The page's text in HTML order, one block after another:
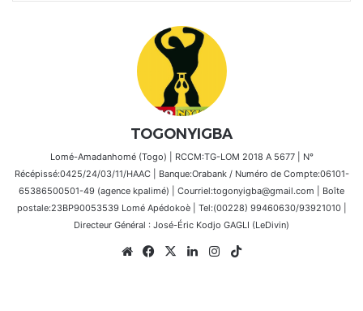
TOGONYIGBA
Lomé-Amadanhomé (Togo) | RCCM:TG-LOM 2018 A 5677 | N°
Récépissé:0425/24/03/11/HAAC | Banque:Orabank / Numéro de Compte:06101-
65386500501-49 (agence kpalimé) | Courriel:togonyigba@gmail.com | Boîte
postale:23BP90053539 Lomé Apédokoè | Tel:(00228) 99460630/93921010 |
Directeur Général : José-Éric Kodjo GAGLI (LeDivin)
WebsiteFacebook
X LinkedinInstagram